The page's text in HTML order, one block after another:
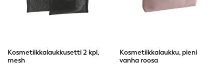
Kosmetiikkalaukkusetti 2 kpl,
mesh
Kosmetiikkalaukku, pieni
vanha roosa